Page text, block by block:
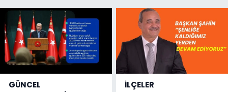
GÜNCEL İLÇELER